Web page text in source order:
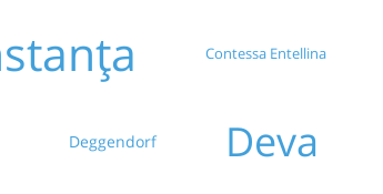
Contessa Entellina
Deggendorf Deva